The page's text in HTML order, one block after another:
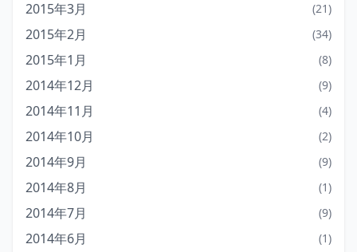
2015年3月 (21)
2015年2月 (34)
2015年1月 (8)
2014年12月 (9)
2014年11月 (4)
2014年10月 (2)
2014年9月 (9)
2014年8月 (1)
2014年7月 (9)
2014年6月 (1)